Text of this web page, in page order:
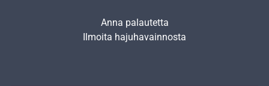
Anna palautetta
Ilmoita hajuhavainnosta